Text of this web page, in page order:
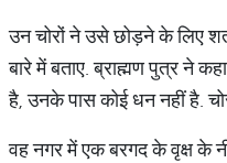
उन चोरों ने उसे छोड़ने के लिए
बारे में बताए. ब्राह्मण पुत्र ने
है, उनके पास कोई धन नहीं है.
वह नगर में एक बरगद के वृक्ष के